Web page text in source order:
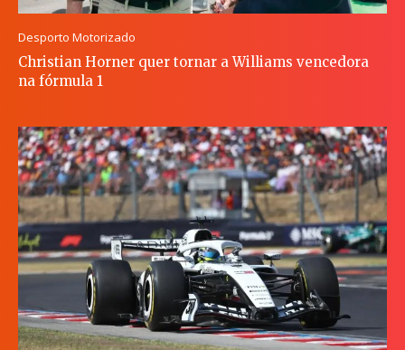
Desporto Motorizado
Christian Horner quer tornar a Williams vencedora
na fórmula 1